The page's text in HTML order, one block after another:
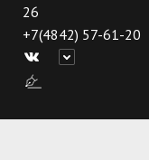
26
+7(4842) 57-61-20